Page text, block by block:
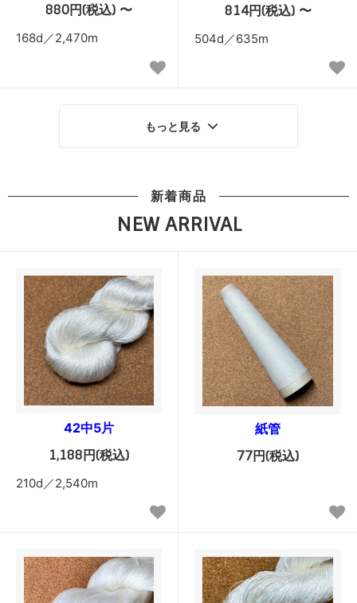
880円(税込) 〜
168d／2,470m
814円(税込) 〜
504d／635m
もっと見る
新着商品
NEW ARRIVAL
42中5片
1,188円(税込)
210d／2,540m
紙管
77円(税込)